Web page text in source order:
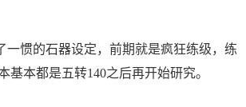
惯的石器设定，前期就是疯狂练级，练
基本都是五转140之后再开始研究。